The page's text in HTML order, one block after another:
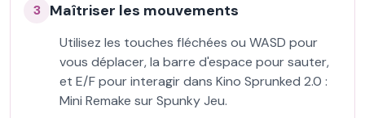
3 Maîtriser les mouvements
Utilisez les touches fléchées ou WASD pour
vous déplacer, la barre d'espace pour sauter,
et E/F pour interagir dans Kino Sprunked 2.0 :
Mini Remake sur Spunky Jeu.